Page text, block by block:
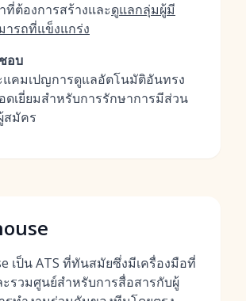
ต้องการสร้างและดูแลกลุ่มผู้มี
ารถที่แข็งแกร่ง
อบ
แคมเปญการดูแลอัตโนมัติอันทรง
ดเยี่ยมสำหรับการรักษาการมีส่วน
สมัคร
เป็น ATS ที่ทันสมัยซึ่งมีเครื่องมือที่
รวมศูนย์สำหรับการสื่อสารกับผู้